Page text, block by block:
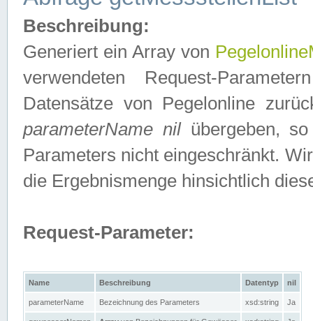
Beschreibung:
Generiert ein Array von
verwendeten Request-
Datensätze von Pegelonline
parameterName nilübergeben, so
Parameters nicht eingeschränkt.
die Ergebnismenge hinsichtlich
Request-Parameter:
Name Beschreibung Datentyp nil
parameterName Bezeichnung des Parameters xsd:string Ja